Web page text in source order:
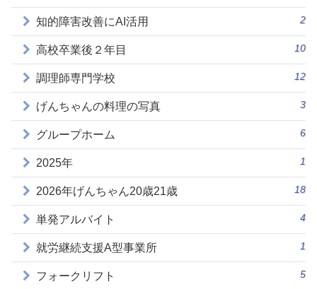
知的障害改善にAI活用 2
高校卒業後２年目 10
調理師専門学校 12
げんちゃんの料理の写真 3
グループホーム 6
2025年 1
2026年げんちゃん20歳21歳 18
単発アルバイト 4
就労継続支援A型事業所 1
フォークリフト 5